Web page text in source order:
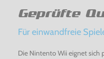
Geprüfte
Für einwandfreie
Die Nintento Wii eignet sich